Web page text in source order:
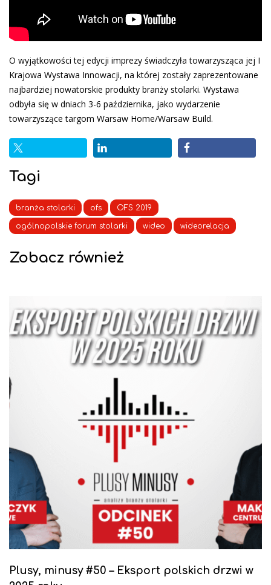
O wyjątkowości tej edycji imprezy świadczyła towarzysząca jej I
Krajowa Wystawa Innowacji, na której zostały zaprezentowane
najbardziej nowatorskie produkty branży stolarki. Wystawa
odbyła się w dniach 3-6 października, jako wydarzenie
towarzyszące targom Warsaw Home/Warsaw Build.
Tagi
branża stolarki ofs OFS 2019
ogólnopolskie forum stolarki wideo wideorelacja
Zobacz również
Plusy, minusy #50 – Eksport polskich drzwi w